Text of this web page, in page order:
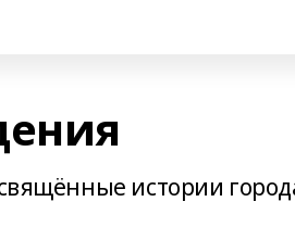
истории